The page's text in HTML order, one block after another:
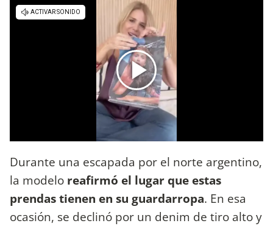
Durante una escapada por el norte argentino,
la modelo reafirmó el lugar que estas
prendas tienen en su guardarropa. En esa
ocasión, se declinó por un denim de tiro alto y